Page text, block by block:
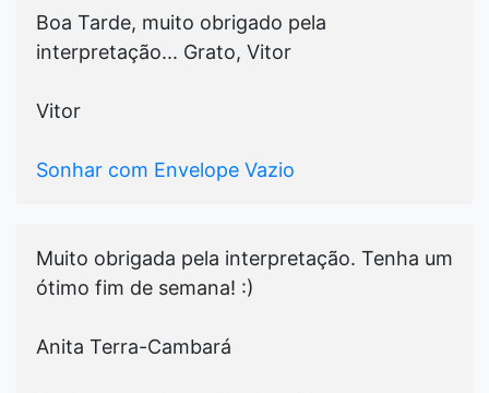
Boa Tarde, muito obrigado pela
interpretação... Grato, Vitor
Vitor
Sonhar com Envelope Vazio
Muito obrigada pela interpretação. Tenha um
ótimo fim de semana! :)
Anita Terra-Cambará